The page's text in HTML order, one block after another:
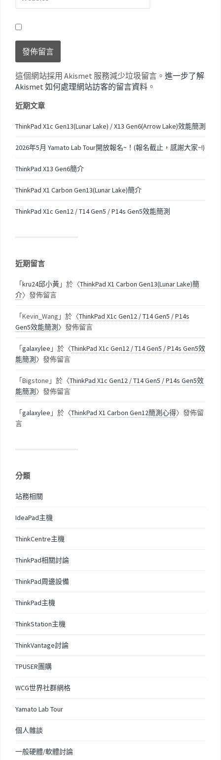
這個網站採用 Akismet 服務減少垃圾留言。 進一步了解
Akismet 如何處理網站訪客的留言資料 。
近期文章
ThinkPad X1c Gen13(Lunar Lake) / X13 Gen6(Arrow Lake)效能簡測
2026年5月 Yamato Lab Tour開放報名~！(報名截止，感謝大家~!)
ThinkPad X13 Gen6簡介
ThinkPad X1 Carbon Gen13(Lunar Lake)簡介
ThinkPad X1c Gen12 / T14 Gen5 / P14s Gen5效能簡測
近期留言
「kru24邱小黃」於〈ThinkPad X1 Carbon Gen13(Lunar Lake)簡
介〉發佈留言
「Kevin_Wang 」於〈ThinkPad X1c Gen12 / T14 Gen5 / P14s
Gen5效能簡測〉發佈留言
「galaxylee 」於〈ThinkPad X1c Gen12 / T14 Gen5 / P14s Gen5效
能簡測〉發佈留言
「Bigstone 」於〈ThinkPad X1c Gen12 / T14 Gen5 / P14s Gen5效
能簡測〉發佈留言
「galaxylee 」於〈ThinkPad X1 Carbon Gen12簡測心得〉發佈留
言
分類
站務相關
IdeaPad主機
ThinkCentre主機
ThinkPad相關討論
ThinkPad周邊設備
ThinkPad主機
ThinkStation主機
ThinkVantage討論
TPUSER團購
WCG世界社群網格
Yamato Lab Tour
個人雜談
一般硬體/軟體討論